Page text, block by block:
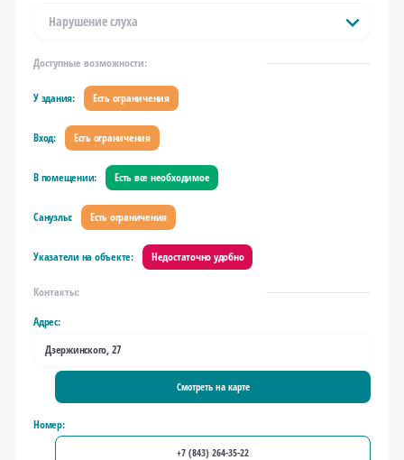
Нарушение слуха expand_more
Доступные возможности:
У здания: Есть ограничения
Вход: Есть ограничения
В помещении: Есть все необходимое
Санузлы: Есть ограничения
Указатели на объекте: Недостаточно удобно
Контакты:
Адрес:
Дзержинского, 27
Смотреть на карте
Номер:
+7 (843) 264-35-22